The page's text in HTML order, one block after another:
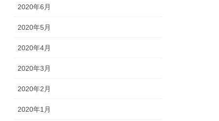
2020年6月
2020年5月
2020年4月
2020年3月
2020年2月
2020年1月